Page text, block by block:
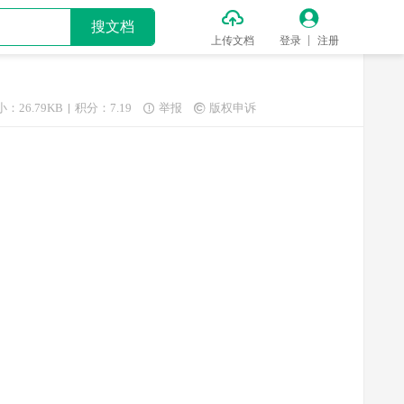
搜文档 
上传文档

登录 注册
：26.79KB 积分：7.19  举报  版权申诉